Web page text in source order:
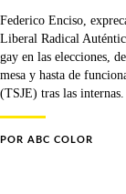
Federico Enciso,
Liberal Radical
gay en las elecciones,
mesa y hasta de
(TSJE) tras las internas.
POR ABC COLOR